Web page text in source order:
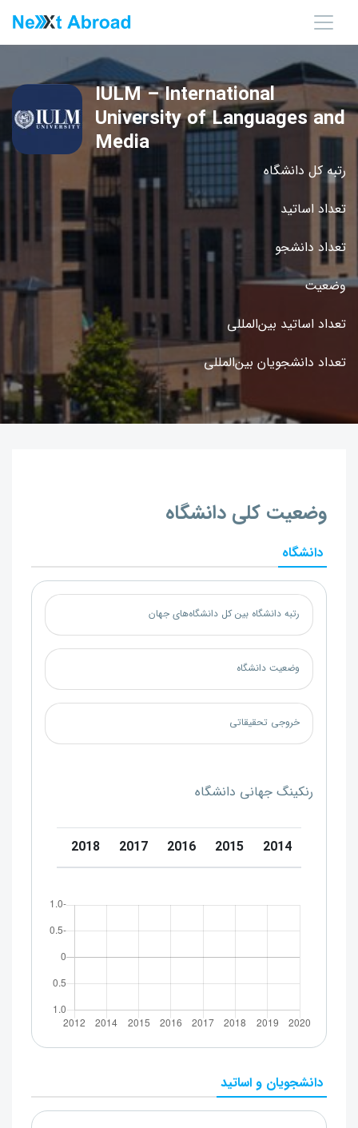
رتبه کل دانشگاه
تعداد اساتید
تعداد دانشجو
وضعیت
تعداد اساتید بین‌المللی
تعداد دانشجویان بین‌المللی
IULM – International
University of Languages and
Media
وضعیت کلی دانشگاه
دانشگاه
رتبه دانشگاه بین کل دانشگاه‌های جهان
وضعیت دانشگاه
خروجی تحقیقاتی
رنکینگ جهانی دانشگاه
2014
2015
2016
2017
2018
دانشجویان و اساتید